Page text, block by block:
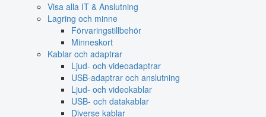
Visa alla IT & Anslutning
Lagring och minne
Förvaringstillbehör
Minneskort
Kablar och adaptrar
Ljud- och videoadaptrar
USB-adaptrar och anslutning
Ljud- och videokablar
USB- och datakablar
Diverse kablar